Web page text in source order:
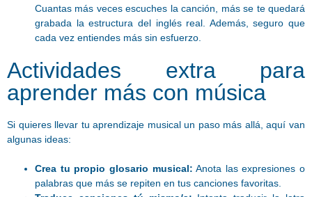
Cuantas más veces escuches la canción, más se te quedará
grabada la estructura del inglés real. Además, seguro que
cada vez entiendes más sin esfuerzo.
Actividades extra para
aprender más con música
Si quieres llevar tu aprendizaje musical un paso más allá, aquí van
algunas ideas:
Crea tu propio glosario musical: Anota las expresiones o
palabras que más se repiten en tus canciones favoritas.